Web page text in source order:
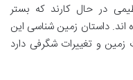
در حال کارند که بستر
اند. داستان زمین شناسی این
و تغییرات شگرفی دارد